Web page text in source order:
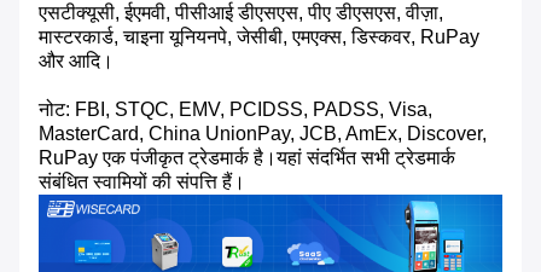
एसटीक्यूसी, ईएमवी, पीसीआई डीएसएस, पीए डीएसएस, वीज़ा,
मास्टरकार्ड, चाइना यूनियनपे, जेसीबी, एमएक्स, डिस्कवर, RuPay
और आदि।
नोट: FBI, STQC, EMV, PCIDSS, PADSS, Visa,
MasterCard, China UnionPay, JCB, AmEx, Discover,
RuPay एक पंजीकृत ट्रेडमार्क है।यहां संदर्भित सभी ट्रेडमार्क
संबंधित स्वामियों की संपत्ति हैं।